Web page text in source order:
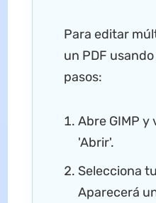
Para editar
un PDF
pasos:
Abre GIMP y
'Abrir'.
Selecciona
Aparecerá